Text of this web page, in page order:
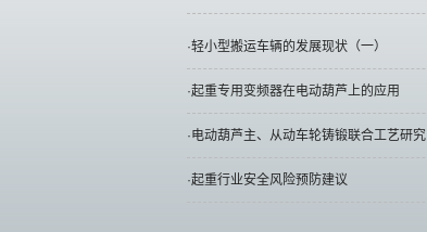
·轻小型搬运车辆的发展现状（一）
·起重专用变频器在电动葫芦上的应用
·电动葫芦主、从动车轮铸锻联合工艺研究
·起重行业安全风险预防建议